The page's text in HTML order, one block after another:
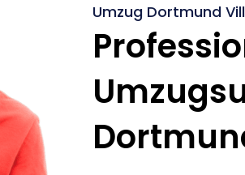
Umzug Dortmund